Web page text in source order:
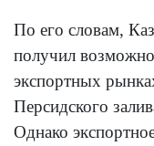
По его словам,
получил
экспортных
Персидского
Однако